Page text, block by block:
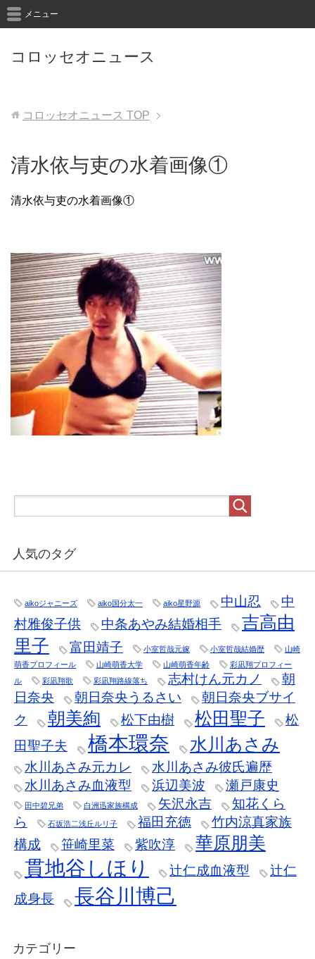
コロッセオニュース
メニュー
コロッセオニュース TOP
清水依与吏の水着画像①
清水依与吏の水着画像①
人気のタグ
aikoジャニーズ aiko国分太一 aiko星野源 中山忍
中
村雅俊子供
中条あやみ結婚相手
吉高由
里子
富田靖子 小室哲哉元嫁 小室哲哉結婚歴
山崎
萌香プロフィール
山崎萌香大学 山崎萌香年齢
彩凪翔プロフィー
ル
彩凪翔歌 彩凪翔路線落ち 志村けん元カノ
朝
日奈央
朝日奈央うるさい
朝日奈央ブサイ
ク
朝美絢 松下由樹 松田聖子
松
田聖子夫
橋本環奈 水川あさみ
水川あさみ元カレ
水川あさみ彼氏遍歴
水川あさみ血液型
浜辺美波 瀬戸康史
田中碧兄弟 白洲迅家族構成 矢沢永吉
知花くら
ら
石坂浩二浅丘ルリ子 福田充徳
竹内涼真家族
構成
笹崎里菜 紫吹淳 華原朋美
貫地谷しほり 辻仁成血液型
辻仁
成身長
長谷川博己
カテゴリー